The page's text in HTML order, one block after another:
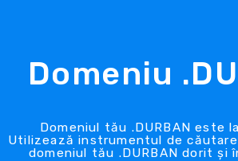
Domeniu
Domeniul tău .DURBAN este
Utilizează instrumentul de căutare
domeniul tău .DURBAN dorit și